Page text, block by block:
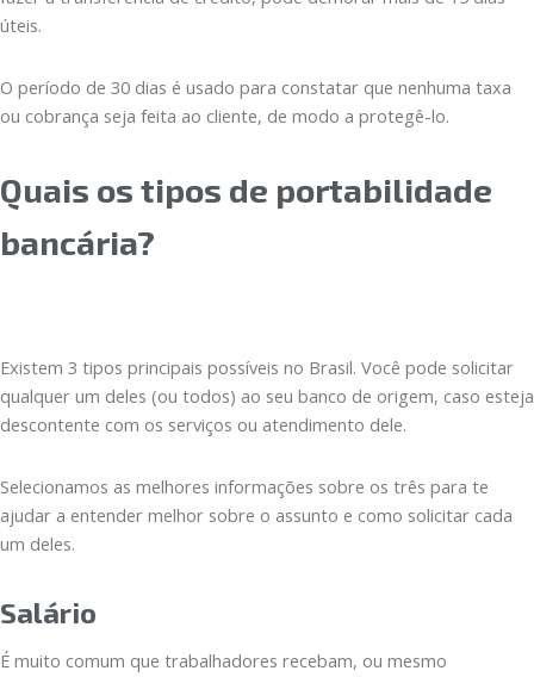
úteis.
O período de 30 dias é usado para constatar que nenhuma taxa
ou cobrança seja feita ao cliente, de modo a protegê-lo.
Quais os tipos de portabilidade
bancária?
Existem 3 tipos principais possíveis no Brasil. Você pode solicitar
qualquer um deles (ou todos) ao seu banco de origem, caso esteja
descontente com os serviços ou atendimento dele.
Selecionamos as melhores informações sobre os três para te
ajudar a entender melhor sobre o assunto e como solicitar cada
um deles.
Salário
É muito comum que trabalhadores recebam, ou mesmo